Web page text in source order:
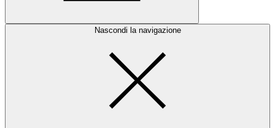
Nascondi la navigazione